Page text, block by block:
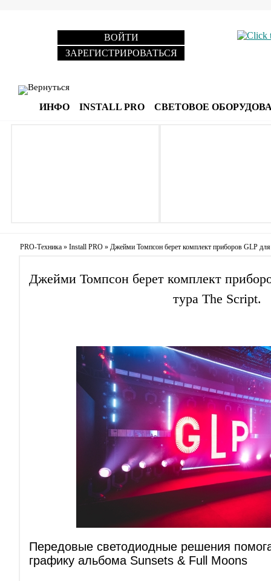
ВОЙТИ
ЗАРЕГИСТРИРОВАТЬСЯ
Вернуться
ИНФО INSTALL PRO СВЕТОВОЕ
PRO-Техника » Install PRO » Джейми Томпсон берет комплект приборов GLP для
Джейми Томпсон берет комплект
тура The Script.
Передовые светодиодные решения
графику альбома Sunsets & Full Moons